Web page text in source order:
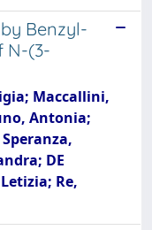
Benzyl-
N-(3-
Maccallini,
Antonia;
DE
Re,